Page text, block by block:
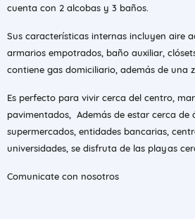
cuenta con 2 alcobas y 3 baños.
Sus características internas incluyen aire
armarios empotrados, baño auxiliar,
contiene gas domiciliario, además de una
Es perfecto para vivir cerca del centro,
pavimentados, Además de estar cerca de
supermercados, entidades bancarias,
universidades, se disfruta de las playas
Comunicate con nosotros